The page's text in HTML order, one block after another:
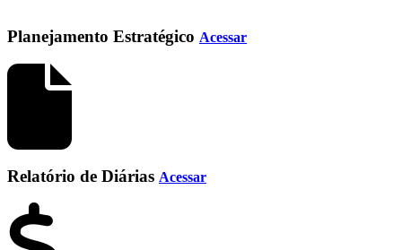
Planejamento Estratégico Acessar
Relatório de Diárias Acessar